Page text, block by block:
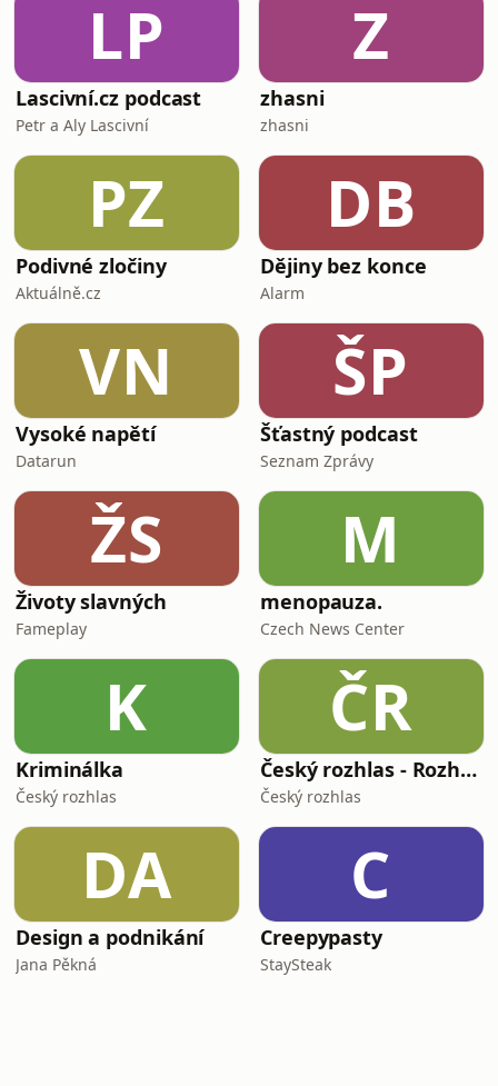
LP
Lascivní.cz podcast
Petr a Aly Lascivní
Z
zhasni
zhasni
PZ
Podivné zločiny
Aktuálně.cz
DB
Dějiny bez konce
Alarm
VN
Vysoké napětí
Datarun
ŠP
Šťastný podcast
Seznam Zprávy
ŽS
Životy slavných
Fameplay
M
menopauza.
Czech News Center
K
Kriminálka
Český rozhlas
ČR
Český rozhlas - Rozhovory
Český rozhlas
DA
Design a podnikání
Jana Pěkná
C
Creepypasty
StaySteak